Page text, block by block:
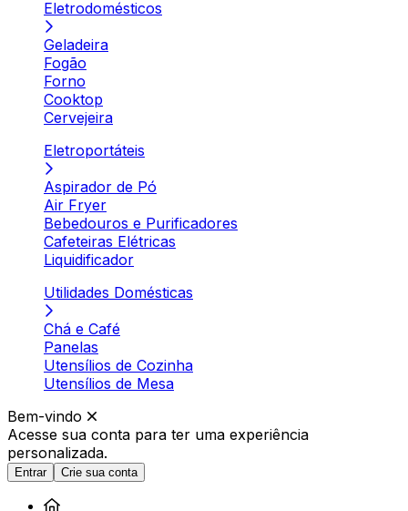
Eletrodomésticos
Geladeira
Fogão
Forno
Cooktop
Cervejeira
Eletroportáteis
Aspirador de Pó
Air Fryer
Bebedouros e Purificadores
Cafeteiras Elétricas
Liquidificador
Utilidades Domésticas
Chá e Café
Panelas
Utensílios de Cozinha
Utensílios de Mesa
Bem-vindo
Acesse sua conta para ter uma experiência
personalizada.
Entrar Crie sua conta